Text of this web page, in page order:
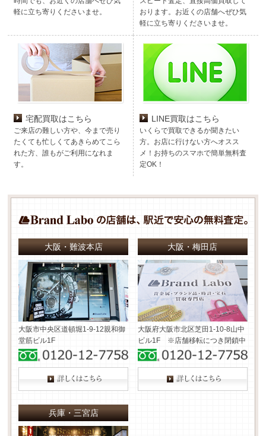
軽に立ち寄りくださいませ。
おります。お近くの店舗へぜひ気
軽に立ち寄りくださいませ。
宅配買取はこちら
ご来店の難しい方や、今まで売り
たくても忙しくてあきらめてこら
れた方、誰もがご利用になれま
す。
LINE買取はこちら
いくらで買取できるか聞きたい
方。お店に行けない方へオスス
メ！お持ちのスマホで簡単無料査
定OK！
大阪・難波本店
大阪市中央区道頓堀1-9-12親和御
堂筋ビル1F
大阪・梅田店
大阪府大阪市北区芝田1-10-8山中
ビル1F ※店舗移転につき閉鎖中
兵庫・三宮店